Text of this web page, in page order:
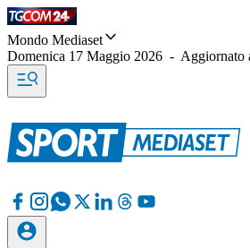
Mondo Mediaset
Domenica 17 Maggio 2026 - Aggiornato